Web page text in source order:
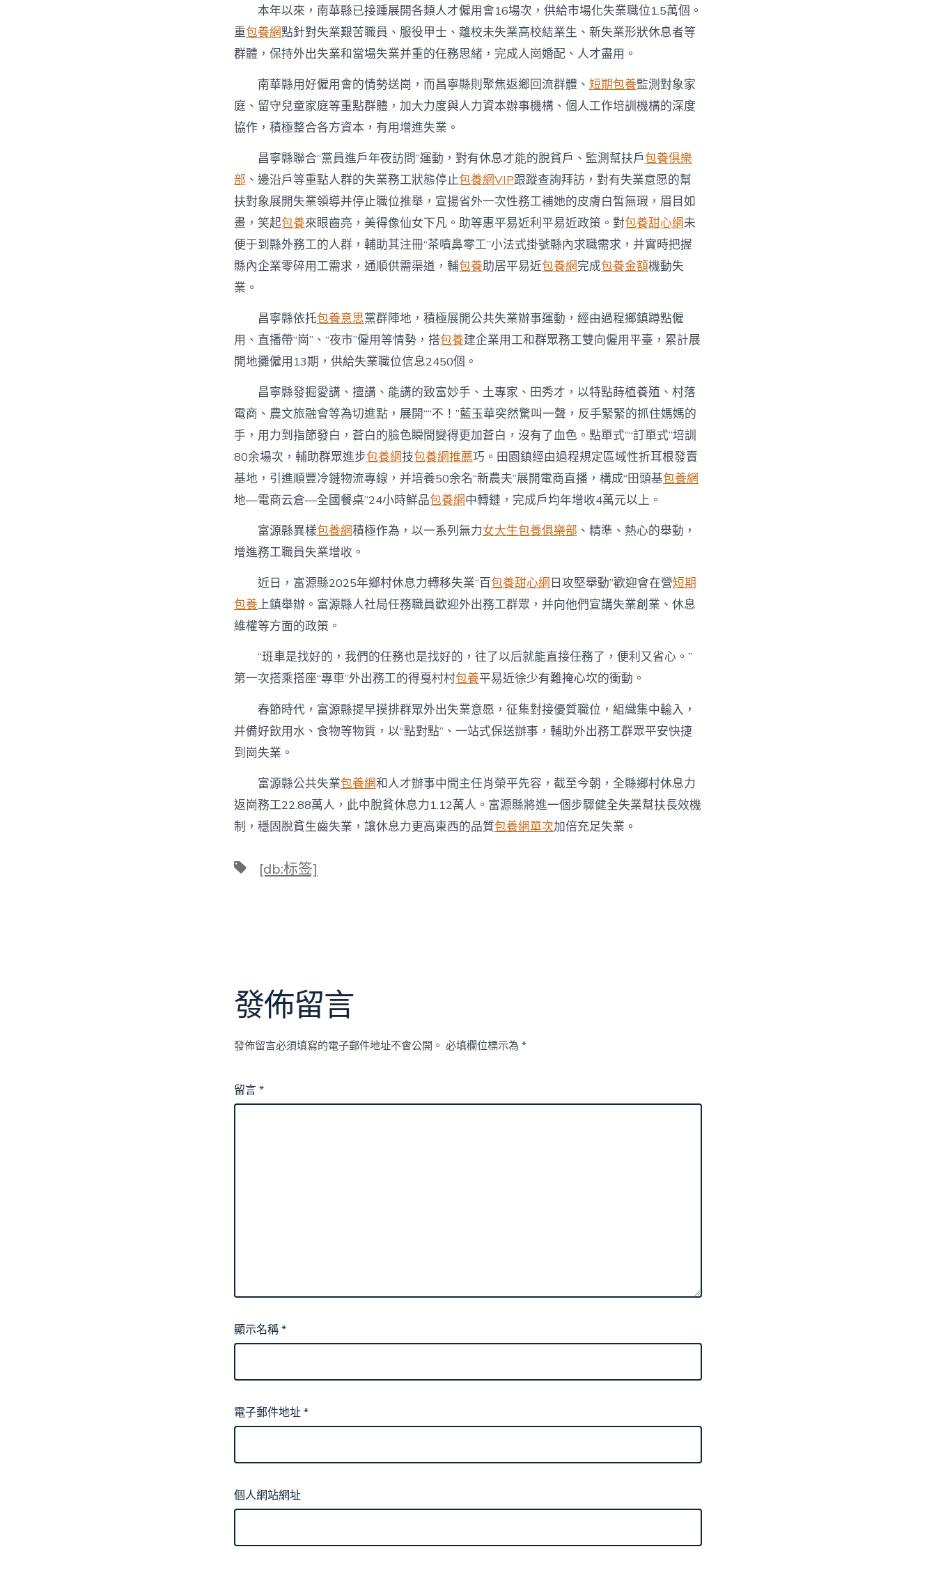
本年以來，南華縣已接踵展開各類人才僱用會16場次，供給市場化失業職位1.5萬個。
重包養網點針對失業艱苦職員、服役甲士、離校未失業高校結業生、新失業形狀休息者等
群體，保持外出失業和當場失業并重的任務思緒，完成人崗婚配、人才盡用。
南華縣用好僱用會的情勢送崗，而昌寧縣則聚焦返鄉回流群體、 短期包養監測對象家
庭、留守兒童家庭等重點群體，加大力度與人力資本辦事機構、個人工作培訓機構的深度
協作，積極整合各方資本，有用增進失業。
昌寧縣聯合“黨員進戶年夜訪問”運動，對有休息才能的脫貧戶、監測幫扶戶包養俱樂
部 、邊沿戶等重點人群的失業務工狀態停止包養網VIP跟蹤查詢拜訪，對有失業意愿的幫
扶對象展開失業領導并停止職位推舉，宣揚省外一次性務工補她的皮膚白皙無瑕，眉目如
畫，笑起包養來眼齒亮，美得像仙女下凡。助等惠平易近利平易近政策。對包養甜心網未
便于到縣外務工的人群，輔助其注冊“茶噴鼻零工”小法式掛號縣內求職需求，并實時把握
縣內企業零碎用工需求，通順供需渠道，輔包養助居平易近包養網完成包養金額機動失
業。
昌寧縣依托包養意思黨群陣地，積極展開公共失業辦事運動，經由過程鄉鎮蹲點僱
用、直播帶“崗”、“夜市”僱用等情勢，搭包養建企業用工和群眾務工雙向僱用平臺，累計展
開地攤僱用13期，供給失業職位信息2450個。
昌寧縣發掘愛講、擅講、能講的致富妙手、土專家、田秀才，以特點蒔植養殖、村落
電商、農文旅融會等為切進點，展開““不！”藍玉華突然驚叫一聲，反手緊緊的抓住媽媽的
手，用力到指節發白，蒼白的臉色瞬間變得更加蒼白，沒有了血色。點單式”“訂單式”培訓
80余場次，輔助群眾進步包養網技包養網推薦巧。田園鎮經由過程規定區域性折耳根發賣
基地，引進順豐冷鏈物流專線，并培養50余名“新農夫”展開電商直播，構成“田頭基包養網
地—電商云倉—全國餐桌”24小時鮮品包養網中轉鏈，完成戶均年增收4萬元以上。
富源縣異樣包養網積極作為，以一系列無力女大生包養俱樂部 、精準、熱心的舉動，
增進務工職員失業增收。
近日，富源縣2025年鄉村休息力轉移失業“百包養甜心網 日攻堅舉動”歡迎會在營短期
包養上鎮舉辦。富源縣人社局任務職員歡迎外出務工群眾，并向他們宣講失業創業、休息
維權等方面的政策。
“班車是找好的，我們的任務也是找好的，往了以后就能直接任務了，便利又省心。”
第一次搭乘搭座“專車”外出務工的得戛村村包養平易近徐少有難掩心坎的衝動。
春節時代，富源縣提早摸排群眾外出失業意愿，征集對接優質職位，組織集中輸入，
并備好飲用水、食物等物質，以“點對點”、一站式保送辦事，輔助外出務工群眾平安快捷
到崗失業。
富源縣公共失業包養網和人才辦事中間主任肖榮平先容，截至今朝，全縣鄉村休息力
返崗務工22.88萬人，此中脫貧休息力1.12萬人。富源縣將進一個步驟健全失業幫扶長效機
制，穩固脫貧生齒失業，讓休息力更高東西的品質包養網單次加倍充足失業。
標 [db:标签]
發佈留言
發佈留言必須填寫的電子郵件地址不會公開。 必填欄位標示為 *
留言*
顯示名稱*
電子郵件地址*
個人網站網址